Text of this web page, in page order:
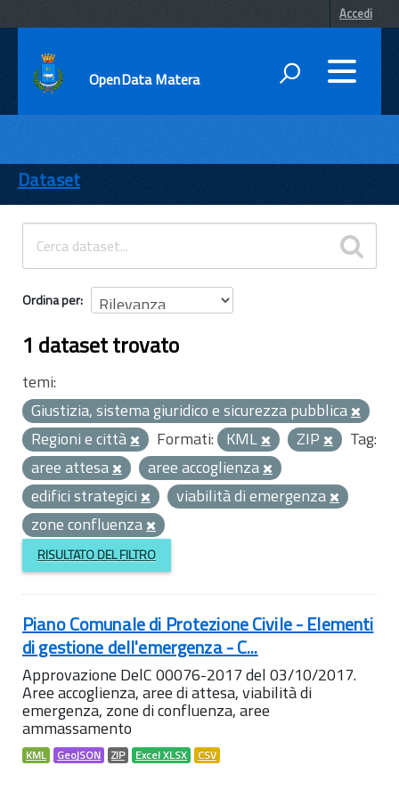
Accedi
OpenData Matera
ENTI
TEMI
INFORMAZIONI
Dataset
Ordina per
1 dataset trovato
temi:
Giustizia, sistema giuridico e sicurezza pubblica
Regioni e città
Formati: KML ZIP
Tag:
aree attesa
aree accoglienza
edifici strategici
viabilità di emergenza
zone confluenza
RISULTATO DEL FILTRO
Piano Comunale di Protezione Civile - Elementi
di gestione dell'emergenza - C...
Approvazione DelC 00076-2017 del 03/10/2017.
Aree accoglienza, aree di attesa, viabilità di
emergenza, zone di confluenza, aree
ammassamento
KML GeoJSON ZIP Excel XLSX CSV